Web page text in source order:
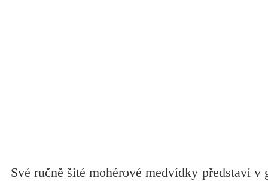
Své ručně šité mohérové medvídky představí v